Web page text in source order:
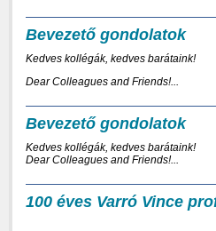
Bevezető gondolatok
Kedves kollégák, kedves barátaink!
Dear Colleagues and Friends!...
Bevezető gondolatok
Kedves kollégák, kedves barátaink!
Dear Colleagues and Friends!...
100 éves Varró Vince